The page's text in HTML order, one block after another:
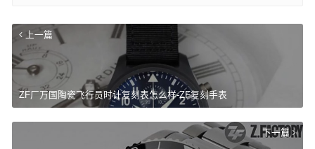
上一篇
ZF厂万国陶瓷飞行员时计复刻表怎么样-ZF复刻手表
下一篇